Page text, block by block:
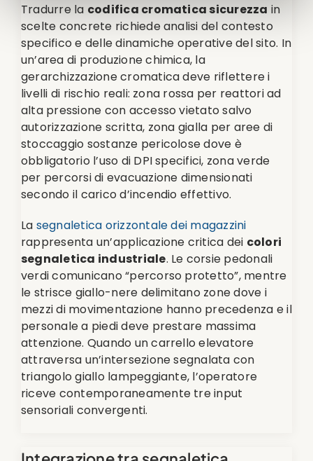
Tradurre la codifica cromatica sicurezza in
scelte concrete richiede analisi del contesto
specifico e delle dinamiche operative del sito. In
un’area di produzione chimica, la
gerarchizzazione cromatica deve riflettere i
livelli di rischio reali: zona rossa per reattori ad
alta pressione con accesso vietato salvo
autorizzazione scritta, zona gialla per aree di
stoccaggio sostanze pericolose dove è
obbligatorio l’uso di DPI specifici, zona verde
per percorsi di evacuazione dimensionati
secondo il carico d’incendio effettivo.
La segnaletica orizzontale dei magazzini
rappresenta un’applicazione critica dei colori
segnaletica industriale. Le corsie pedonali
verdi comunicano “percorso protetto”, mentre
le strisce giallo-nere delimitano zone dove i
mezzi di movimentazione hanno precedenza e il
personale a piedi deve prestare massima
attenzione. Quando un carrello elevatore
attraversa un’intersezione segnalata con
triangolo giallo lampeggiante, l’operatore
riceve contemporaneamente tre input
sensoriali convergenti.